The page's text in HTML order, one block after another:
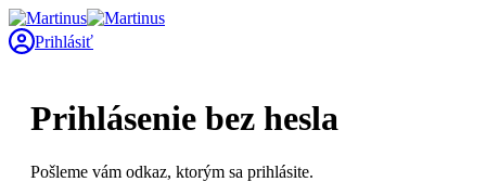
Prihlásiť
Prihlásenie bez hesla
Pošleme vám odkaz, ktorým sa prihlásite.